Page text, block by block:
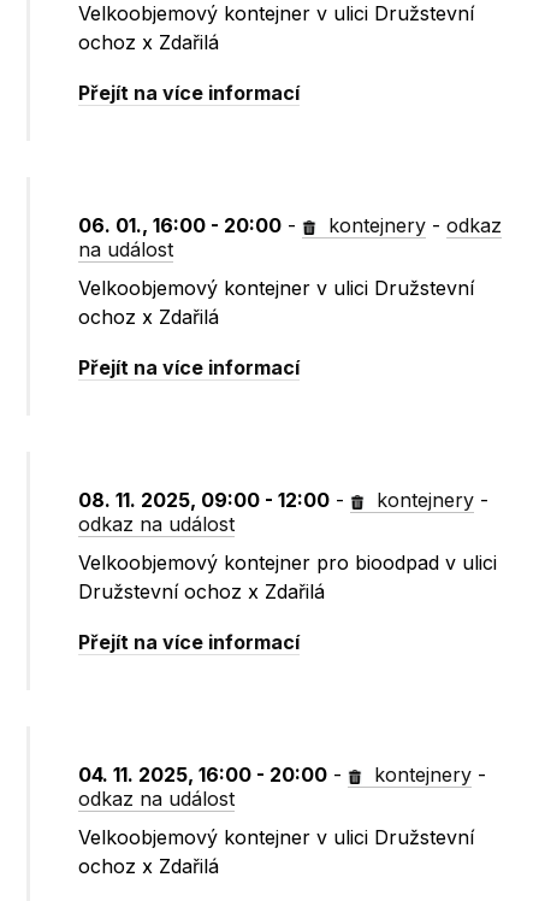
Velkoobjemový kontejner v ulici Družstevní
ochoz x Zdařilá
Přejít na více informací
06. 01., 16:00 - 20:00 - kontejnery -odkaz
na událost
Velkoobjemový kontejner v ulici Družstevní
ochoz x Zdařilá
Přejít na více informací
08. 11. 2025, 09:00 - 12:00 - kontejnery -
odkaz na událost
Velkoobjemový kontejner pro bioodpad v ulici
Družstevní ochoz x Zdařilá
Přejít na více informací
04. 11. 2025, 16:00 - 20:00 - kontejnery -
odkaz na událost
Velkoobjemový kontejner v ulici Družstevní
ochoz x Zdařilá